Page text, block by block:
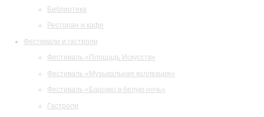
Библиотека
Ресторан и кафе
Фестивали и гастроли
Фестиваль «Площадь Искусств»
Фестиваль «Музыкальная коллекция»
Фестиваль «Барокко в белую ночь»
Гастроли